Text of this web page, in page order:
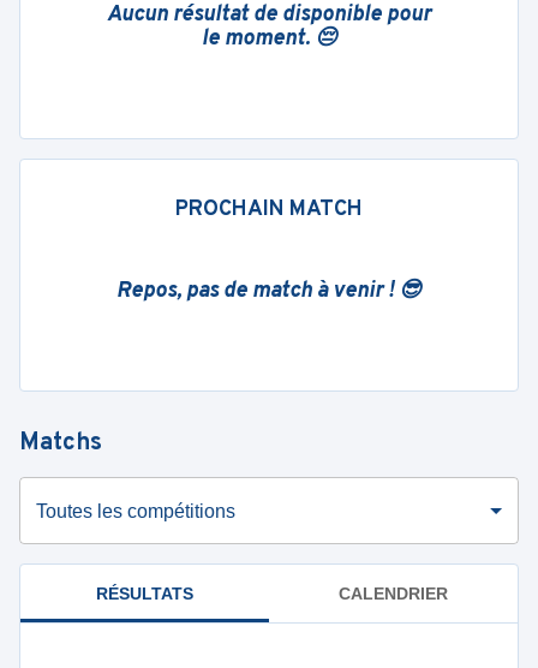
Aucun résultat de disponible pour
le moment. 😔
PROCHAIN MATCH
Repos, pas de match à venir ! 😎
Matchs
Toutes les compétitions
RÉSULTATS CALENDRIER